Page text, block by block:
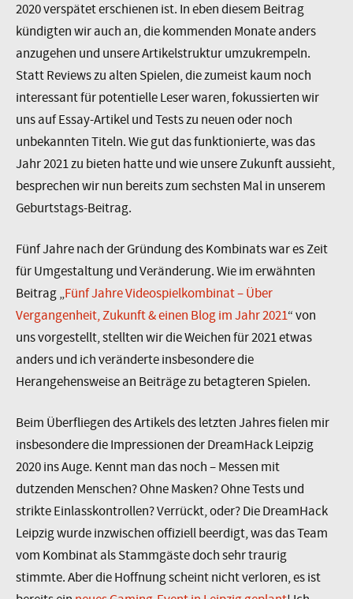
2020 verspätet erschienen ist. In eben diesem Beitrag
kündigten wir auch an, die kommenden Monate anders
anzugehen und unsere Artikelstruktur umzukrempeln.
Statt Reviews zu alten Spielen, die zumeist kaum noch
interessant für potentielle Leser waren, fokussierten wir
uns auf Essay-Artikel und Tests zu neuen oder noch
unbekannten Titeln. Wie gut das funktionierte, was das
Jahr 2021 zu bieten hatte und wie unsere Zukunft aussieht,
besprechen wir nun bereits zum sechsten Mal in unserem
Geburtstags-Beitrag.
Fünf Jahre nach der Gründung des Kombinats war es Zeit
für Umgestaltung und Veränderung. Wie im erwähnten
Beitrag „Fünf Jahre Videospielkombinat – Über
Vergangenheit, Zukunft & einen Blog im Jahr 2021“ von
uns vorgestellt, stellten wir die Weichen für 2021 etwas
anders und ich veränderte insbesondere die
Herangehensweise an Beiträge zu betagteren Spielen.
Beim Überfliegen des Artikels des letzten Jahres fielen mir
insbesondere die Impressionen der DreamHack Leipzig
2020 ins Auge. Kennt man das noch – Messen mit
dutzenden Menschen? Ohne Masken? Ohne Tests und
strikte Einlasskontrollen? Verrückt, oder? Die DreamHack
Leipzig wurde inzwischen offiziell beerdigt, was das Team
vom Kombinat als Stammgäste doch sehr traurig
stimmte. Aber die Hoffnung scheint nicht verloren, es ist